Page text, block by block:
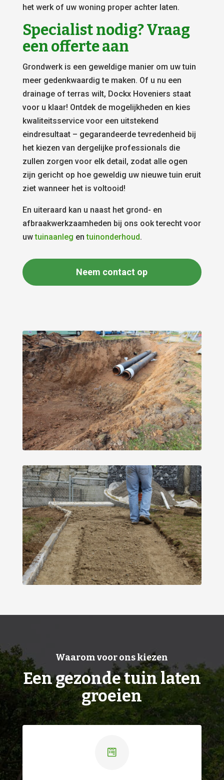
het werk of uw woning proper achter laten.
Specialist nodig? Vraag
een offerte aan
Grondwerk is een geweldige manier om uw tuin
meer gedenkwaardig te maken. Of u nu een
drainage of terras wilt, Dockx Hoveniers staat
voor u klaar! Ontdek de mogelijkheden en kies
kwaliteitsservice voor een uitstekend
eindresultaat – gegarandeerde tevredenheid bij
het kiezen van dergelijke professionals die
zullen zorgen voor elk detail, zodat alle ogen
zijn gericht op hoe geweldig uw nieuwe tuin eruit
ziet wanneer het is voltooid!
En uiteraard kan u naast het grond- en
afbraakwerkzaamheden bij ons ook terecht voor
uwtuinaanleg entuinonderhoud.
Neem contact op
Waarom voor ons kiezen
Een gezonde tuin laten
groeien
